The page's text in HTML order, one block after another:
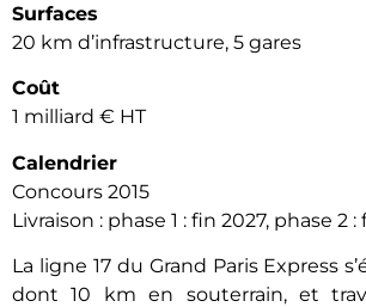
Surfaces
20 km d’infrastructure, 5 gares
Coût
1 milliard € HT
Calendrier
Concours 2015
Livraison : phase 1 : fin 2027, phase 2
La ligne 17 du Grand Paris Express
dont 10 km en souterrain, et